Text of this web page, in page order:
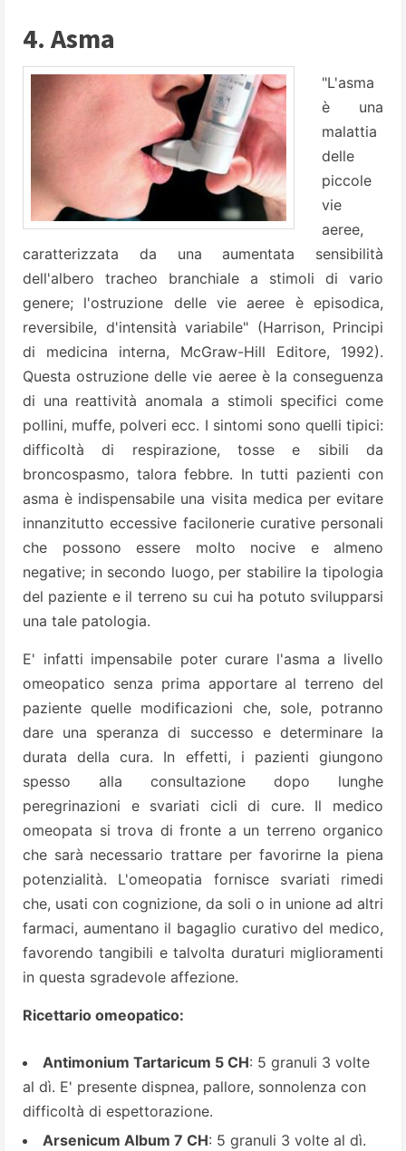
4. Asma
"L'asma
è una
malattia
delle
piccole
vie
aeree,
caratterizzata da una aumentata sensibilità
dell'albero tracheo branchiale a stimoli di vario
genere; l'ostruzione delle vie aeree è episodica,
reversibile, d'intensità variabile" (Harrison, Principi
di medicina interna, McGraw-Hill Editore, 1992).
Questa ostruzione delle vie aeree è la conseguenza
di una reattività anomala a stimoli specifici come
pollini, muffe, polveri ecc. I sintomi sono quelli tipici:
difficoltà di respirazione, tosse e sibili da
broncospasmo, talora febbre. In tutti pazienti con
asma è indispensabile una visita medica per evitare
innanzitutto eccessive facilonerie curative personali
che possono essere molto nocive e almeno
negative; in secondo luogo, per stabilire la tipologia
del paziente e il terreno su cui ha potuto svilupparsi
una tale patologia.
E' infatti impensabile poter curare l'asma a livello
omeopatico senza prima apportare al terreno del
paziente quelle modificazioni che, sole, potranno
dare una speranza di successo e determinare la
durata della cura. In effetti, i pazienti giungono
spesso alla consultazione dopo lunghe
peregrinazioni e svariati cicli di cure. Il medico
omeopata si trova di fronte a un terreno organico
che sarà necessario trattare per favorirne la piena
potenzialità. L'omeopatia fornisce svariati rimedi
che, usati con cognizione, da soli o in unione ad altri
farmaci, aumentano il bagaglio curativo del medico,
favorendo tangibili e talvolta duraturi miglioramenti
in questa sgradevole affezione.
Ricettario omeopatico:
Antimonium Tartaricum 5 CH: 5 granuli 3 volte
al dì. E' presente dispnea, pallore, sonnolenza con
difficoltà di espettorazione.
Arsenicum Album 7 CH: 5 granuli 3 volte al dì.